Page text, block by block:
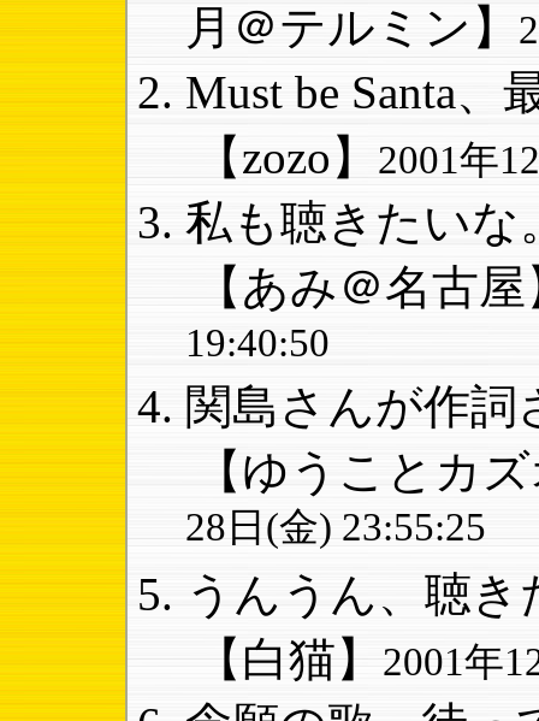
月＠テルミン】
Must be Santa、
【zozo】
2001年
私も聴きたいな
【あみ＠名古
19:40:50
関島さんが作詞
【ゆうことカ
28日(金) 23:55:25
うんうん、聴
【白猫】
2001年